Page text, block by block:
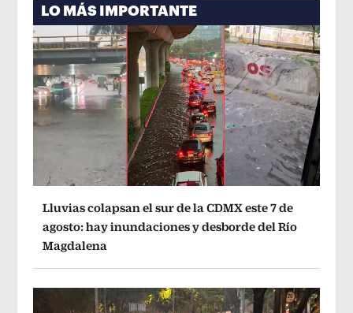
LO MÁS IMPORTANTE
Lluvias colapsan el sur de la CDMX este 7 de
agosto: hay inundaciones y desborde del Río
Magdalena